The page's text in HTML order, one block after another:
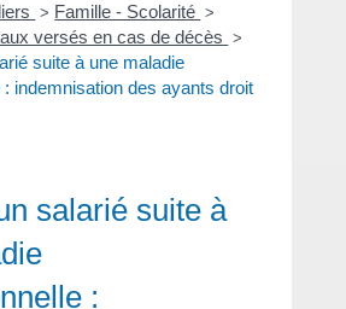
> Famille - Scolarité >
versés en cas de décès >
suite à une maladie
: indemnisation des ayants droit
salarié suite à
: